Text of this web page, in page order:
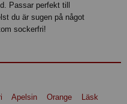
Passar perfekt till
du är sugen på något
sockerfri!
Apelsin Orange
Läsk